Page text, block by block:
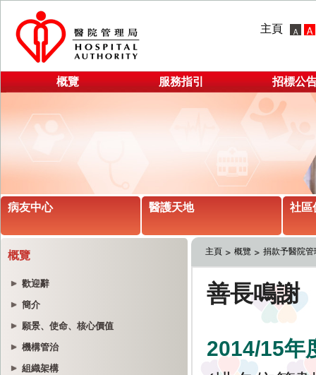
主頁
概覽 服務指引 招標公
病友中心 醫護天地 社區
概覽
歡迎辭
簡介
願景、使命、核心價值
機構管治
組織架構
主頁 概覽 捐款予醫院管